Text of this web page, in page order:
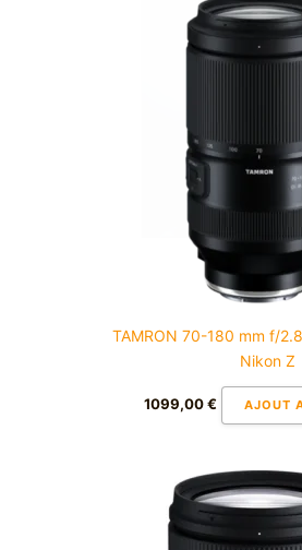
TAMRON 70-180 mm f/
Nikon Z
1099,00€ AJOUT